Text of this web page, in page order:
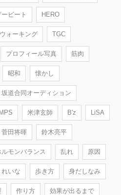
ービート HERO
ォーキング TGC
プロフィール写真 筋肉
昭和 懐かし
坂道合同オーディション
米津玄師 B'z LiSA
菅田将暉 鈴木亮平
ルモンバランス 乱れ 原因
れいな 歩き方 身だしなみ
作り方 効果が出るまで